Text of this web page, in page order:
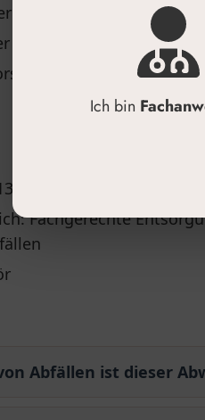
die Fülllinie hinaus
maximalen Füllmenge
entsorgen.
x 24,6 cm
Fachgerechte
Abfällen ist dieser
Ich bin